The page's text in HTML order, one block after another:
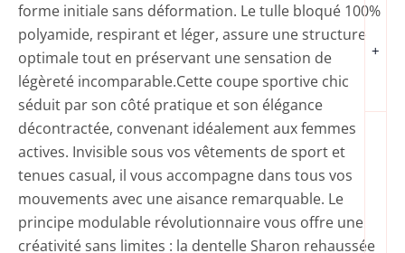
+
forme initiale sans déformation. Le tulle bloqué 100%
polyamide, respirant et léger, assure une structure
optimale tout en préservant une sensation de
légèreté incomparable.Cette coupe sportive chic
séduit par son côté pratique et son élégance
décontractée, convenant idéalement aux femmes
actives. Invisible sous vos vêtements de sport et
tenues casual, il vous accompagne dans tous vos
mouvements avec une aisance remarquable. Le
principe modulable révolutionnaire vous offre une
créativité sans limites : la dentelle Sharon rehaussée